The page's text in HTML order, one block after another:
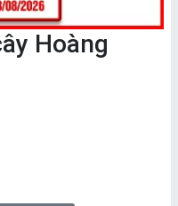
Hoàng